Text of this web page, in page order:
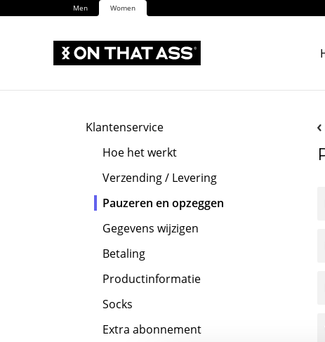
Men Women
Klantenservice
Hoe het werkt
Verzending / Levering
Pauzeren en opzeggen
Gegevens wijzigen
Betaling
Productinformatie
Socks
Extra abonnement